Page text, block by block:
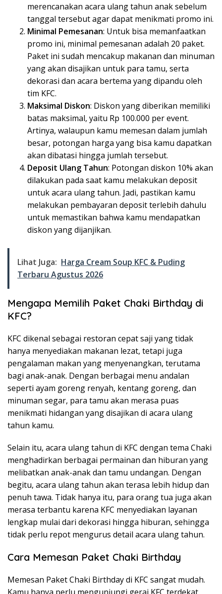
merencanakan acara ulang tahun anak sebelum
tanggal tersebut agar dapat menikmati promo ini.
Minimal Pemesanan: Untuk bisa memanfaatkan
promo ini, minimal pemesanan adalah 20 paket.
Paket ini sudah mencakup makanan dan minuman
yang akan disajikan untuk para tamu, serta
dekorasi dan acara bertema yang dipandu oleh
tim KFC.
Maksimal Diskon: Diskon yang diberikan memiliki
batas maksimal, yaitu Rp 100.000 per event.
Artinya, walaupun kamu memesan dalam jumlah
besar, potongan harga yang bisa kamu dapatkan
akan dibatasi hingga jumlah tersebut.
Deposit Ulang Tahun: Potongan diskon 10% akan
dilakukan pada saat kamu melakukan deposit
untuk acara ulang tahun. Jadi, pastikan kamu
melakukan pembayaran deposit terlebih dahulu
untuk memastikan bahwa kamu mendapatkan
diskon yang dijanjikan.
Lihat Juga: Harga Cream Soup KFC & Puding
Terbaru Agustus 2026
Mengapa Memilih Paket Chaki Birthday di
KFC?
KFC dikenal sebagai restoran cepat saji yang tidak
hanya menyediakan makanan lezat, tetapi juga
pengalaman makan yang menyenangkan, terutama
bagi anak-anak. Dengan berbagai menu andalan
seperti ayam goreng renyah, kentang goreng, dan
minuman segar, para tamu akan merasa puas
menikmati hidangan yang disajikan di acara ulang
tahun kamu.
Selain itu, acara ulang tahun di KFC dengan tema Chaki
menghadirkan berbagai permainan dan hiburan yang
melibatkan anak-anak dan tamu undangan. Dengan
begitu, acara ulang tahun akan terasa lebih hidup dan
penuh tawa. Tidak hanya itu, para orang tua juga akan
merasa terbantu karena KFC menyediakan layanan
lengkap mulai dari dekorasi hingga hiburan, sehingga
tidak perlu repot mengurus detail acara ulang tahun.
Cara Memesan Paket Chaki Birthday
Memesan Paket Chaki Birthday di KFC sangat mudah.